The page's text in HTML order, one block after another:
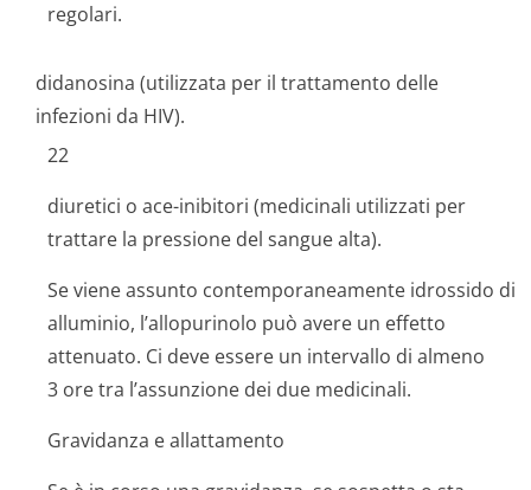
regolari.
didanosina (utilizzata per il trattamento delle
infezioni da HIV).
22
diuretici o ace-inibitori (medicinali utilizzati per
trattare la pressione del sangue alta).
Se viene assunto contemporaneamente idrossido di
alluminio, l’allopurinolo può avere un effetto
attenuato. Ci deve essere un intervallo di almeno
3 ore tra l’assunzione dei due medicinali.
Gravidanza e allattamento